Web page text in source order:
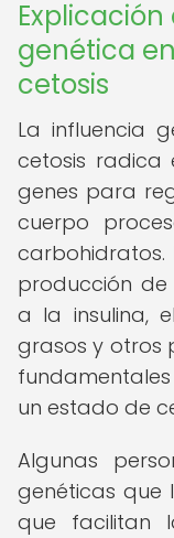
genética
cetosis
La influencia
cetosis radica
genes para
cuerpo
carbohidratos.
producción de
a la insulina,
grasos y otros
un estado de
Algunas
genéticas que
que facilitan